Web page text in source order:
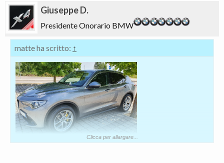
Giuseppe D.
Presidente Onorario BMW
matte ha scritto: ↑
Clicca per allargare...